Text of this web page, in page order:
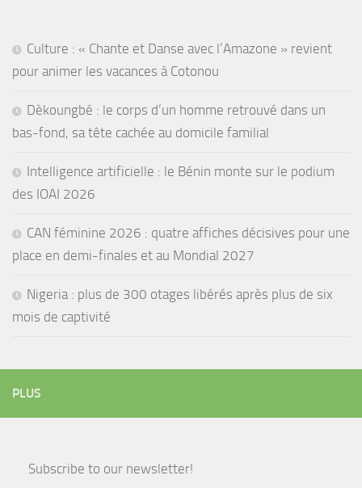
Culture : « Chante et Danse avec l’Amazone » revient
pour animer les vacances à Cotonou
Dèkoungbé : le corps d’un homme retrouvé dans un
bas-fond, sa tête cachée au domicile familial
Intelligence artificielle : le Bénin monte sur le podium
des IOAI 2026
CAN féminine 2026 : quatre affiches décisives pour une
place en demi-finales et au Mondial 2027
Nigeria : plus de 300 otages libérés après plus de six
mois de captivité
PLUS
Subscribe to our newsletter!